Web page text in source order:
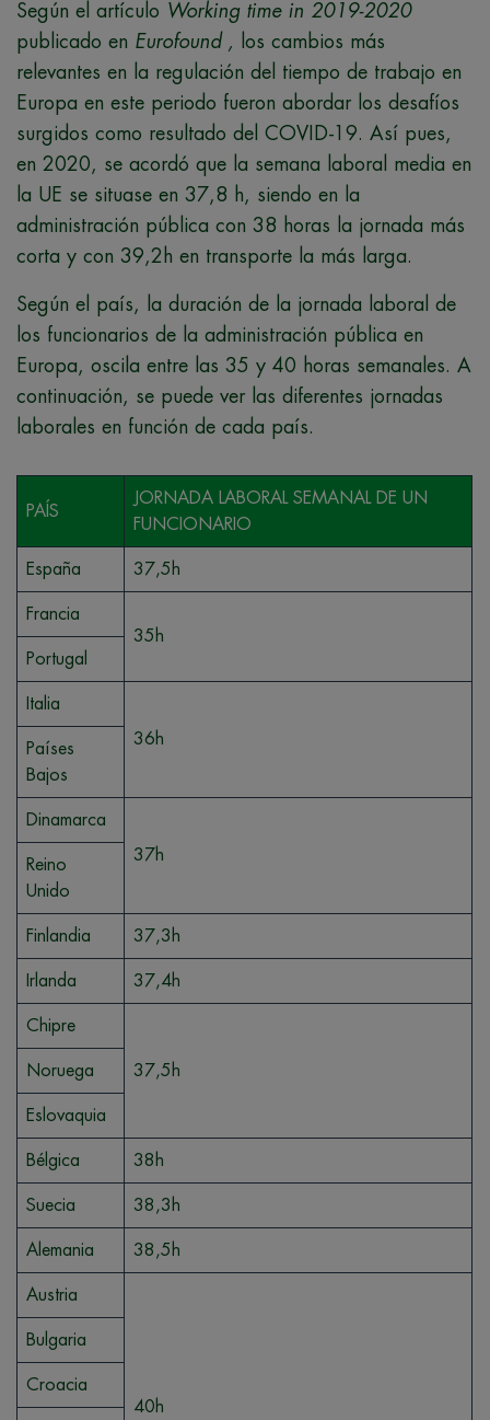
Según el artículo Working time in 2019-2020
publicado en Eurofound ,
los cambios más
relevantes en la regulación del tiempo de trabajo en
Europa en este periodo fueron abordar los desafíos
surgidos como resultado del COVID-19. Así pues,
en 2020, se acordó que la semana laboral media en
la UE se situase en 37,8 h, siendo en la
administración pública con 38 horas la jornada más
corta y con 39,2h en transporte la más larga.
Según el país, la duración de la jornada laboral de
los funcionarios de la administración pública en
Europa, oscila entre las 35 y 40 horas semanales. A
continuación, se puede ver las diferentes jornadas
laborales en función de cada país.
PAÍS
JORNADA LABORAL SEMANAL DE UN
FUNCIONARIO
España 37,5h
Francia
35h
Portugal
Italia
36h
Países
Bajos
Dinamarca
37h
Reino
Unido
Finlandia 37,3h
Irlanda 37,4h
Chipre
37,5h
Noruega
Eslovaquia
Bélgica 38h
Suecia 38,3h
Alemania 38,5h
Austria
40h
Bulgaria
Croacia